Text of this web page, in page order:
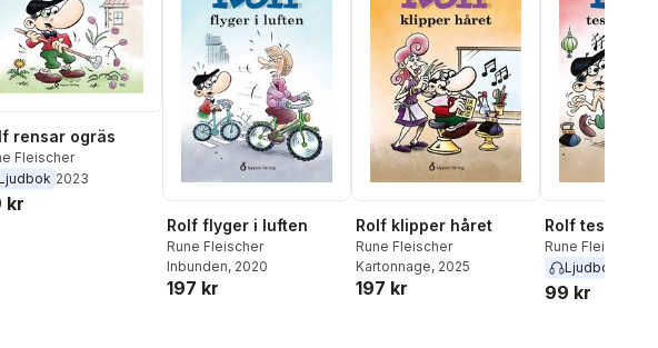
rensar ogräs
Fleischer
2023
kr
Rolf flyger i luften
Rune Fleischer
Inbunden, 2020
197 kr
Rolf klipper håret
Rune Fleischer
Kartonnage, 2025
197 kr
Rolf testar
Rune Fleischer
Ljudbok
99 kr